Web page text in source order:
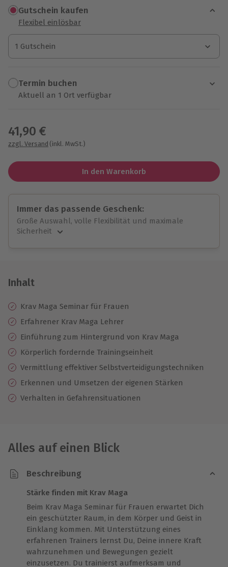
Gutschein kaufen
Flexibel einlösbar
1 Gutschein
1 Gutschein
1 Gutschein
Termin buchen
Aktuell an 1 Ort verfügbar
41,90 €
zzgl. Versand (inkl. MwSt.)
In den Warenkorb
Immer das passende Geschenk:
Große Auswahl, volle Flexibilität und maximale
Sicherheit
Jeder Gutschein für alle Erlebnisse einlösbar.
10 Jahre gültig & verlängerbar.
Inhalt
Krav Maga Seminar für Frauen
Erfahrener Krav Maga Lehrer
Einführung zum Hintergrund von Krav Maga
Körperlich fordernde Trainingseinheit
Vermittlung effektiver Selbstverteidigungstechniken
Erkennen und Umsetzen der eigenen Stärken
Verhalten in Gefahrensituationen
Alles auf einen Blick
Beschreibung
Stärke finden mit Krav Maga
Beim Krav Maga Seminar für Frauen erwartet Dich
ein geschützter Raum, in dem Körper und Geist in
Einklang kommen. Mit Unterstützung eines
erfahrenen Trainers lernst Du, Deine innere Kraft
wahrzunehmen und Bewegungen gezielt
einzusetzen. Du trainierst aufmerksam und